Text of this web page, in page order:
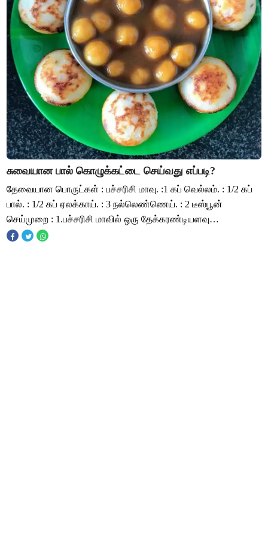
சுவையான பால் கொழுக்கட்டை செய்வது எப்படி?
தேவையான பொருட்கள் : பச்சரிசி மாவு. :1 கப் வெல்லம். : 1/2 கப்
பால். : 1/2 கப் ஏலக்காய். : 3 நல்லெண்ணெய். : 2 டீஸ்பூன்
செய்முறை : 1.பச்சரிசி மாவில் ஒரு தேக்கரண்டியளவு
நல்லெண்ணெய் ஊற்றி நன்றாக கலந்து அத